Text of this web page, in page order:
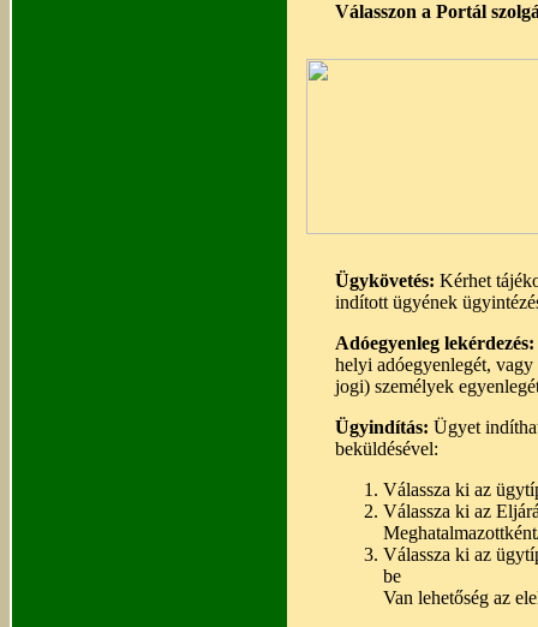
Válasszon a Portál
Ügykövetés: Kérhet
indított ügyének
Adóegyenleg lekérdezés:
helyi adóegyenlegét,
jogi) személyek
Ügyindítás: Ügyet
beküldésével:
Válassza ki az
Válassza ki az
Válassza ki az
be
Van lehetőség az